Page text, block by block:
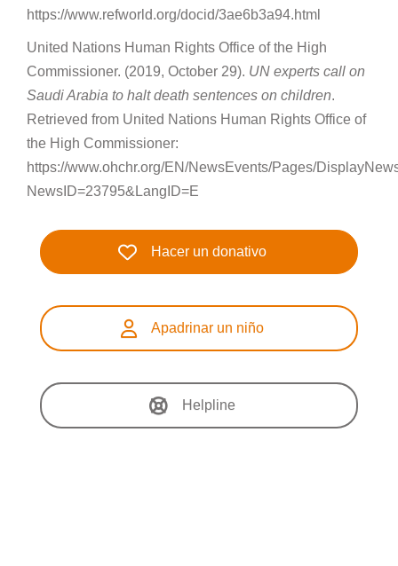
https://www.refworld.org/docid/3ae6b3a94.html
United Nations Human Rights Office of the High
Commissioner. (2019, October 29). UN experts call on
Saudi Arabia to halt death sentences on children.
Retrieved from United Nations Human Rights Office of
the High Commissioner:
https://www.ohchr.org/EN/NewsEvents/Pages/
NewsID=23795&LangID=E
Hacer un donativo
Apadrinar un niño
Helpline